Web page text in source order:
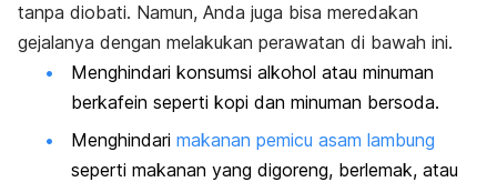
tanpa diobati. Namun, Anda juga bisa meredakan
gejalanya dengan melakukan perawatan di bawah ini.
Menghindari konsumsi alkohol atau minuman
berkafein seperti kopi dan minuman bersoda.
Menghindari makanan pemicu asam lambung
seperti makanan yang digoreng, berlemak, atau